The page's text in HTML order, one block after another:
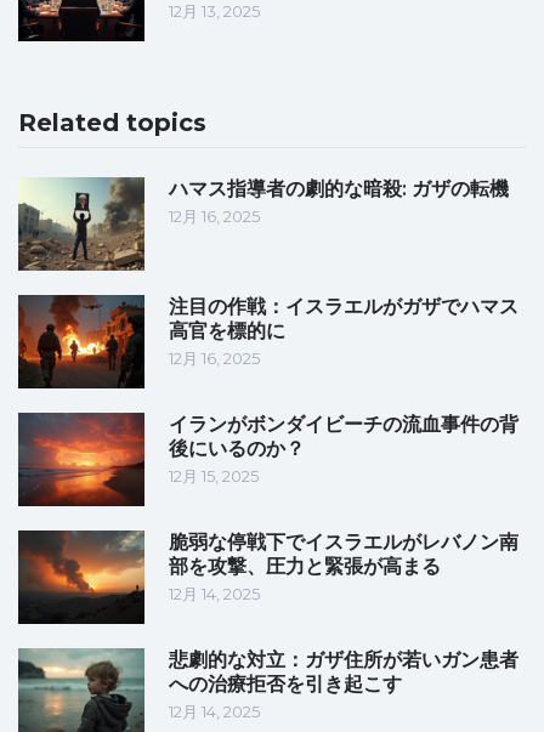
12月 13, 2025
Related topics
ハマス指導者の劇的な暗殺: ガザの転機
12月 16, 2025
注目の作戦：イスラエルがガザでハマス
高官を標的に
12月 16, 2025
イランがボンダイビーチの流血事件の背
後にいるのか？
12月 15, 2025
脆弱な停戦下でイスラエルがレバノン南
部を攻撃、圧力と緊張が高まる
12月 14, 2025
悲劇的な対立：ガザ住所が若いガン患者
への治療拒否を引き起こす
12月 14, 2025